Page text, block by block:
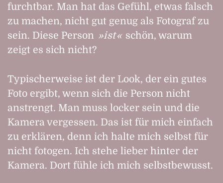
furchtbar. Man hat das Gefühl, etwas falsch
zu machen, nicht gut genug als Fotograf zu
sein. Diese Person
ist
schön, warum
zeigt es sich nicht?
Typischerweise ist der Look, der ein gutes
Foto ergibt, wenn sich die Person nicht
anstrengt. Man muss locker sein und die
Kamera vergessen. Das ist für mich einfach
zu erklären, denn ich halte mich selbst für
nicht fotogen. Ich stehe lieber hinter der
Kamera. Dort fühle ich mich selbstbewusst.